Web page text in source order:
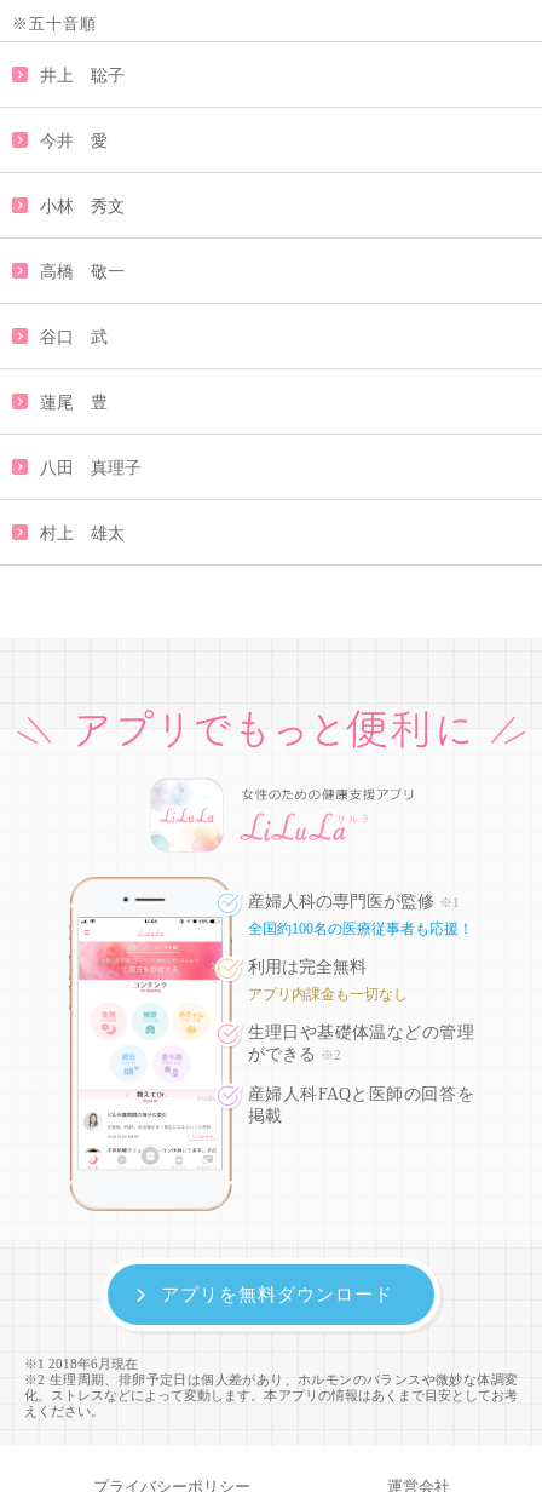
※五十音順
井上 聡子
今井 愛
小林 秀文
高橋 敬一
谷口 武
蓮尾 豊
八田 真理子
村上 雄太
産婦人科の専門医が監修 ※1
全国約100名の医療従事者も応援！
利用は完全無料
アプリ内課金も一切なし
生理日や基礎体温などの管理
ができる
※2
産婦人科FAQと医師の回答を
掲載
※1 2018年6月現在
※2 生理周期、排卵予定日は個人差があり、ホルモンのバランスや微妙な体調変
化、ストレスなどによって変動します。本アプリの情報はあくまで目安としてお考
えください。
アプリを無料ダウンロード
プライバシーポリシー 運営会社